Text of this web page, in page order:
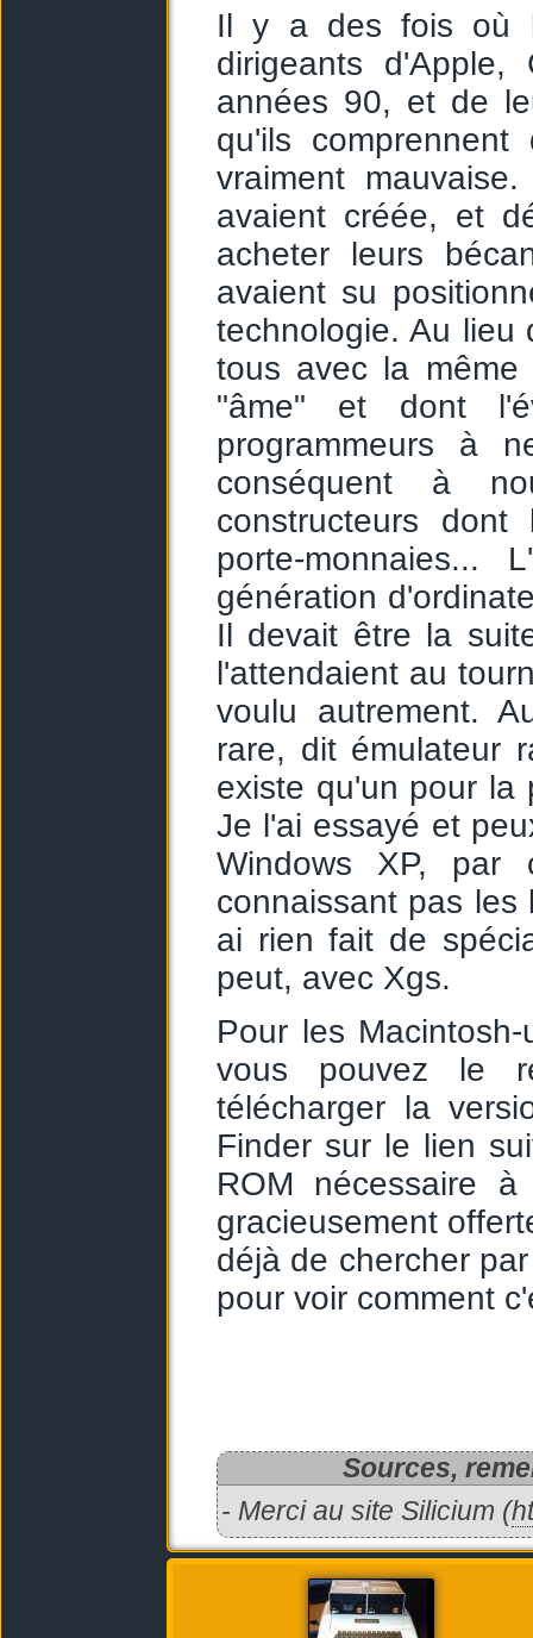
Il y a des fois où
dirigeants
années 90, et de
qu'ils
vraiment
avaient créée, et
acheter leurs
avaient su
technologie. Au lieu
tous avec la
"âme" et dont
programmeurs à
conséquent à
constructeurs
porte-
génération
Il devait être la
l'attendaient au
voulu autrement.
rare, dit émulateur
existe qu'un pour la
Je l'ai essayé et
Windows XP,
connaissant pas
ai rien fait de
peut, avec Xgs.
Pour les
vous pouvez le
télécharger la
Finder sur le lien
ROM nécessaire
gracieusement
déjà de chercher
pour voir comment
Sources,
- Merci au site Silicium (